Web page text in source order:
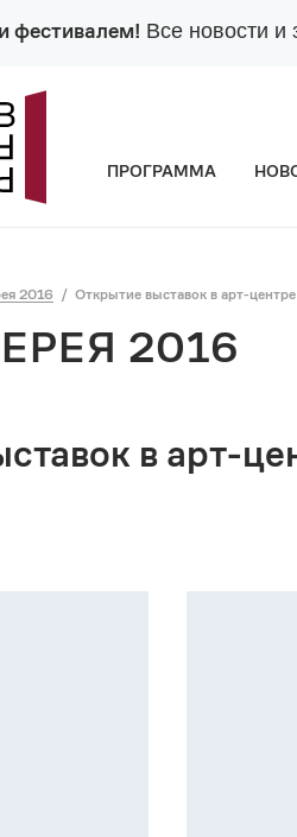
фестивалем! Все новости и
ПРОГРАММА
2016 Открытие выставок в арт-
2016
в арт-